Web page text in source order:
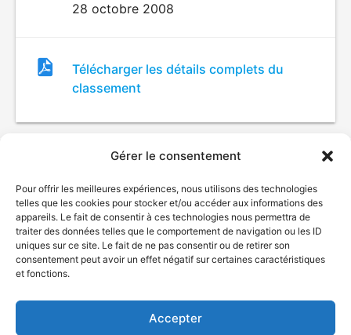
Gérer le consentement
Pour offrir les meilleures expériences, nous utilisons des technologies
telles que les cookies pour stocker et/ou accéder aux informations des
appareils. Le fait de consentir à ces technologies nous permettra de
traiter des données telles que le comportement de navigation ou les ID
uniques sur ce site. Le fait de ne pas consentir ou de retirer son
consentement peut avoir un effet négatif sur certaines caractéristiques
et fonctions.
Accepter
28 octobre 2008
Fichier
de
classement
Télécharger les détails complets du
classement
© Gouvernement du Québec, 2026
Plan du site
Accessibilité